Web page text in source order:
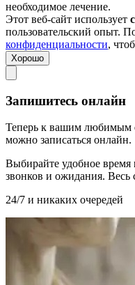
необходимое лечение.
Этот веб-сайт использует
пользовательский опыт.
конфиденциальности,
Хорошо
Запишитесь онлайн
Теперь к вашим любимым
можно записаться онлайн.
Выбирайте удобное время
звонков и ожидания.
24/7 и никаких очередей